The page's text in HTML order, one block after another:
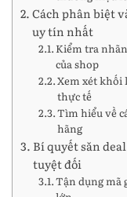
Cách phân biệt
uy tín nhất
Kiểm tra
của shop
Xem xét khối
thực tế
Tìm hiểu về
hãng
Bí quyết săn
tuyệt đối
Tận dụng mã